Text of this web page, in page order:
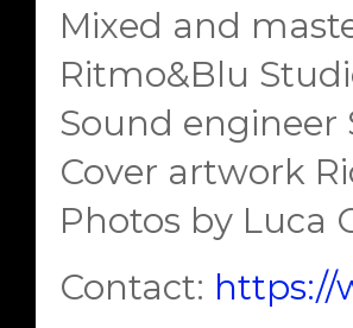
Mixed and
Ritmo&Blu
Sound engineer
Cover artwork
Photos by Luca
Contact: https://